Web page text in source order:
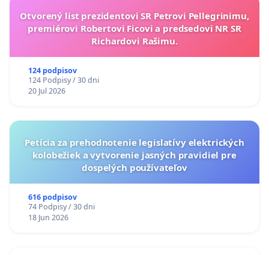
Otvorený list prezidentovi SR Petrovi Pellegrinimu,
premiérovi Robertovi Ficovi a predsedovi NR SR
Richardovi Rašimu.
124 podpisov
124 Podpisy / 30 dni
20 Jul 2026
Petícia za prehodnotenie legislatívy elektrických
kolobežiek a vytvorenie jasných pravidiel pre
dospelých používateľov
616 podpisov
74 Podpisy / 30 dni
18 Jun 2026